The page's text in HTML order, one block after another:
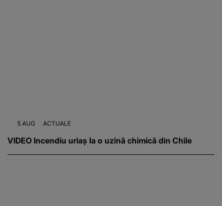
5 AUG ACTUALE
VIDEO Incendiu uriaș la o uzină chimică din Chile